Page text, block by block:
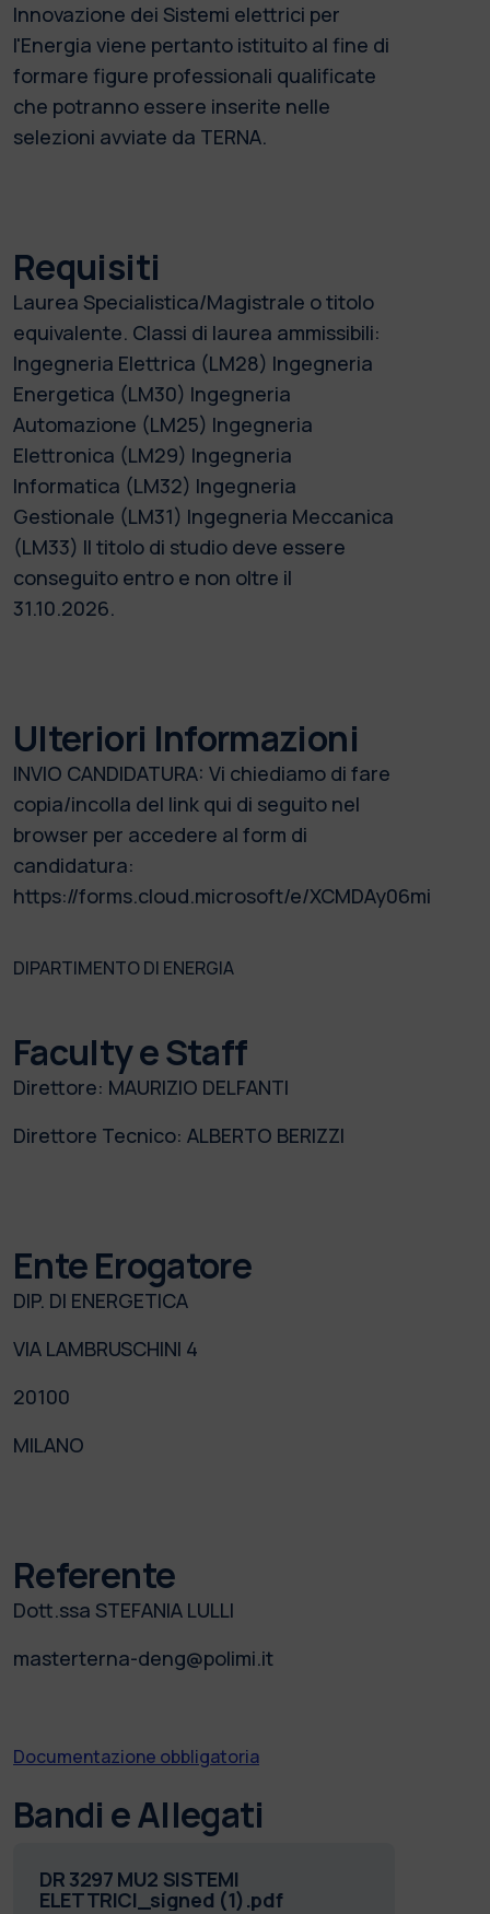
Innovazione dei Sistemi elettrici per
l'Energia viene pertanto istituito al fine di
formare figure professionali qualificate
che potranno essere inserite nelle
selezioni avviate da TERNA.
Requisiti
Laurea Specialistica/Magistrale o titolo
equivalente. Classi di laurea ammissibili:
Ingegneria Elettrica (LM28) Ingegneria
Energetica (LM30) Ingegneria
Automazione (LM25) Ingegneria
Elettronica (LM29) Ingegneria
Informatica (LM32) Ingegneria
Gestionale (LM31) Ingegneria Meccanica
(LM33) Il titolo di studio deve essere
conseguito entro e non oltre il
31.10.2026.
Ulteriori Informazioni
INVIO CANDIDATURA: Vi chiediamo di fare
copia/incolla del link qui di seguito nel
browser per accedere al form di
candidatura:
https://forms.cloud.microsoft/e/XCMDAy06mi
DIPARTIMENTO DI ENERGIA
Faculty e Staff
Direttore: MAURIZIO DELFANTI
Direttore Tecnico: ALBERTO BERIZZI
Ente Erogatore
DIP. DI ENERGETICA
VIA LAMBRUSCHINI 4
20100
MILANO
Referente
Dott.ssa STEFANIA LULLI
masterterna-deng@polimi.it
Documentazione obbligatoria
Bandi e Allegati
DR 3297 MU2 SISTEMI
ELETTRICI_signed (1).pdf